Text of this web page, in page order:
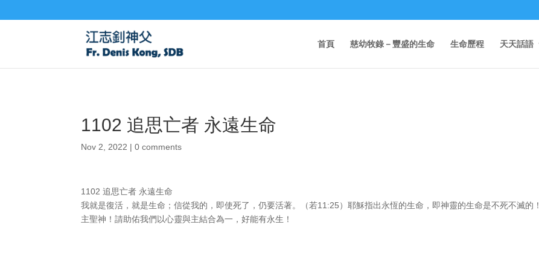
首頁 慈幼牧錄－豐盛的生命 生命歷程 天天話語
1102 追思亡者 永遠生命
Nov 2, 2022 |0 comments
1102 追思亡者 永遠生命
我就是復活，就是生命；信從我的，即使死了，仍要活著。（若11:25）耶穌指出永恆的生命，即神靈的生命是不死不滅的！
主聖神！請助佑我們以心靈與主結合為一，好能有永生！